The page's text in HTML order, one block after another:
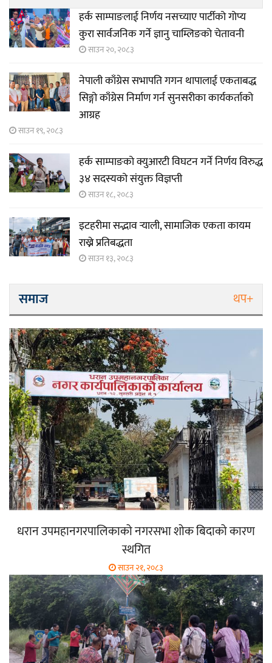
हर्क साम्पाङलाई निर्णय नसच्याए पार्टीको गोप्य
कुरा सार्वजनिक गर्ने ज्ञानु चाम्लिङको चेतावनी
साउन २०, २०८३
नेपाली काँग्रेस सभापति गगन थापालाई एकताबद्ध
सिङ्गो काँग्रेस निर्माण गर्न सुनसरीका कार्यकर्ताको
आग्रह
साउन १९, २०८३
हर्क साम्पाङको क्युआरटी विघटन गर्ने निर्णय विरुद्ध
३४ सदस्यको संयुक्त विज्ञप्ती
साउन १८, २०८३
इटहरीमा सद्भाव र्‍याली, सामाजिक एकता कायम
राख्ने प्रतिबद्धता
साउन १३, २०८३
समाज थप+
धरान उपमहानगरपालिकाको नगरसभा शोक बिदाको कारण
स्थगित
साउन २१, २०८३